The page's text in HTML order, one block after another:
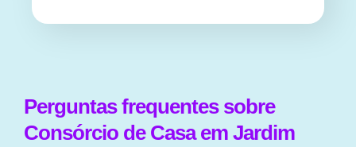
Perguntas frequentes sobre
Consórcio de Casa em Jardim